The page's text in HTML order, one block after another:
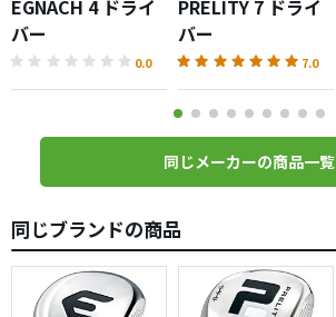
EGNACH 4 ドライ
バー
0.0
PRELITY 7 ドライ
バー
7.0
同じメーカーの商品一覧
同じブランドの商品